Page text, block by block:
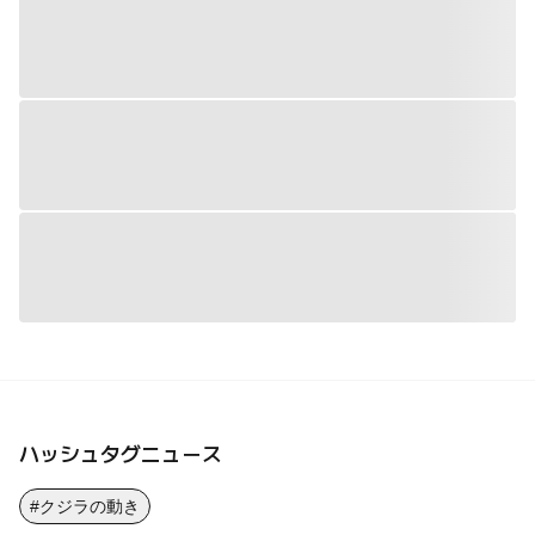
ハッシュタグニュース
#クジラの動き